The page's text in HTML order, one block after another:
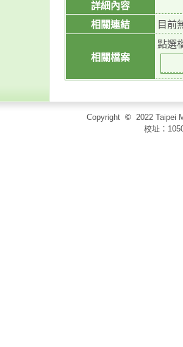
詳細內容
相關連結
目前
相關檔案
點選
Copyright © 2022 Taipei
校址：